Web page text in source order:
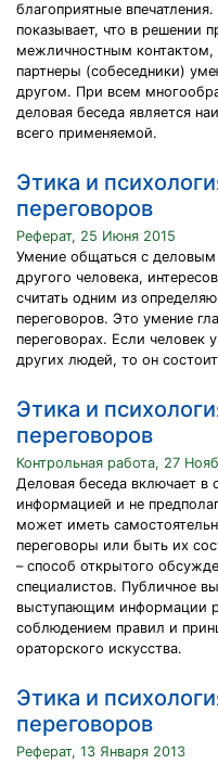
благоприятные
показывает, что в решении
межличностным контактом,
партнеры (собеседники)
другом. При всем
деловая беседа является
всего применяемой.
Этика и
переговоров
Реферат, 25 Июня 2015
Умение общаться с
другого человека,
считать одним из
переговоров. Это умение
переговорах. Если человек
других людей, то он
Этика и
переговоров
Контрольная работа, 27
Деловая беседа включает в
информацией и не
может иметь
переговоры или быть их
– способ открытого
специалистов. Публичное
выступающим информации
соблюдением правил и
ораторского искусства.
Этика и
переговоров
Реферат, 13 Января 2013